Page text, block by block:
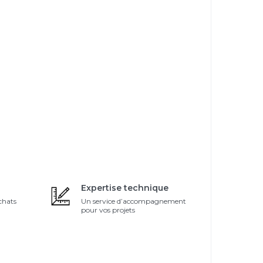
Expertise technique
Un service d’accompagnement
pour vos projets